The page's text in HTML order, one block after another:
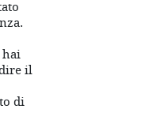
hai
il
di